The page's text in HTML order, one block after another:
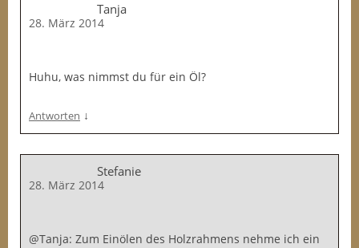
Tanja
28. März 2014
Huhu, was nimmst du für ein Öl?
Antworten ↓
Stefanie
28. März 2014
@Tanja: Zum Einölen des Holzrahmens nehme ich ein